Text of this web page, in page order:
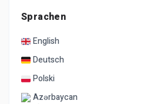
Sprachen
English
Deutsch
Polski
Azərbaycan